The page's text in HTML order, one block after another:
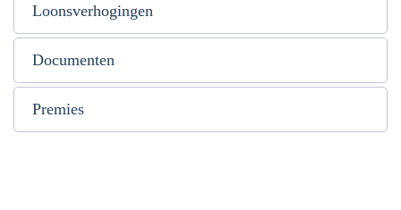
Loonsverhogingen
Documenten
Premies